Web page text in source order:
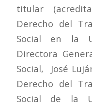
titular
Derecho del
Social en la
Directora
Social, José
Derecho del
Social de la